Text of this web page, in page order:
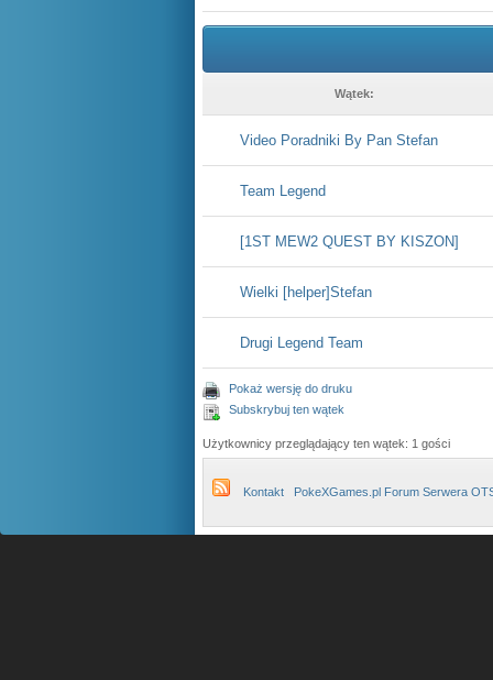
Wątek:
Video Poradniki By Pan Stefan
Team Legend
[1ST MEW2 QUEST BY KISZON]
Wielki [helper]Stefan
Drugi Legend Team
Pokaż wersję do druku
Subskrybuj ten wątek
Użytkownicy przeglądający ten wątek: 1 gości
Kontakt PokeXGames.pl Forum Serwera